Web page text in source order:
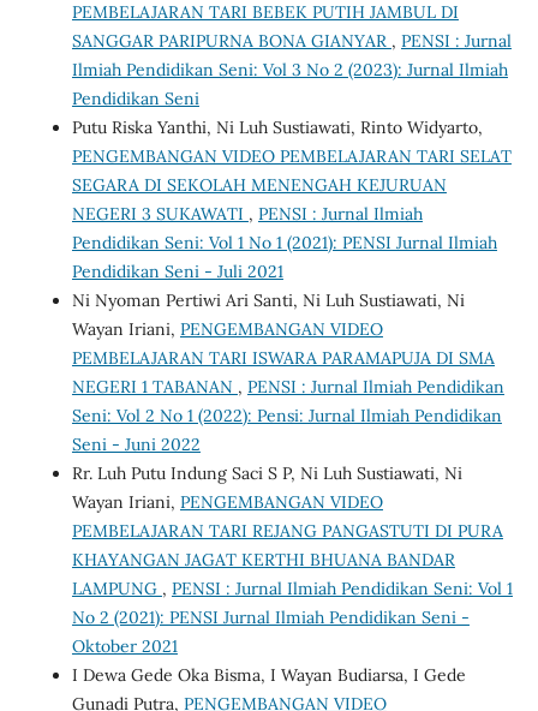
PEMBELAJARAN TARI BEBEK PUTIH JAMBUL DI
SANGGAR PARIPURNA BONA GIANYAR , PENSI : Jurnal
Ilmiah Pendidikan Seni: Vol 3 No 2 (2023): Jurnal Ilmiah
Pendidikan Seni
Putu Riska Yanthi, Ni Luh Sustiawati, Rinto Widyarto,
PENGEMBANGAN VIDEO PEMBELAJARAN TARI SELAT
SEGARA DI SEKOLAH MENENGAH KEJURUAN
NEGERI 3 SUKAWATI , PENSI : Jurnal Ilmiah
Pendidikan Seni: Vol 1 No 1 (2021): PENSI Jurnal Ilmiah
Pendidikan Seni - Juli 2021
Ni Nyoman Pertiwi Ari Santi, Ni Luh Sustiawati, Ni
Wayan Iriani, PENGEMBANGAN VIDEO
PEMBELAJARAN TARI ISWARA PARAMAPUJA DI SMA
NEGERI 1 TABANAN , PENSI : Jurnal Ilmiah Pendidikan
Seni: Vol 2 No 1 (2022): Pensi: Jurnal Ilmiah Pendidikan
Seni - Juni 2022
Rr. Luh Putu Indung Saci S P, Ni Luh Sustiawati, Ni
Wayan Iriani, PENGEMBANGAN VIDEO
PEMBELAJARAN TARI REJANG PANGASTUTI DI PURA
KHAYANGAN JAGAT KERTHI BHUANA BANDAR
LAMPUNG , PENSI : Jurnal Ilmiah Pendidikan Seni: Vol 1
No 2 (2021): PENSI Jurnal Ilmiah Pendidikan Seni -
Oktober 2021
I Dewa Gede Oka Bisma, I Wayan Budiarsa, I Gede
Gunadi Putra, PENGEMBANGAN VIDEO